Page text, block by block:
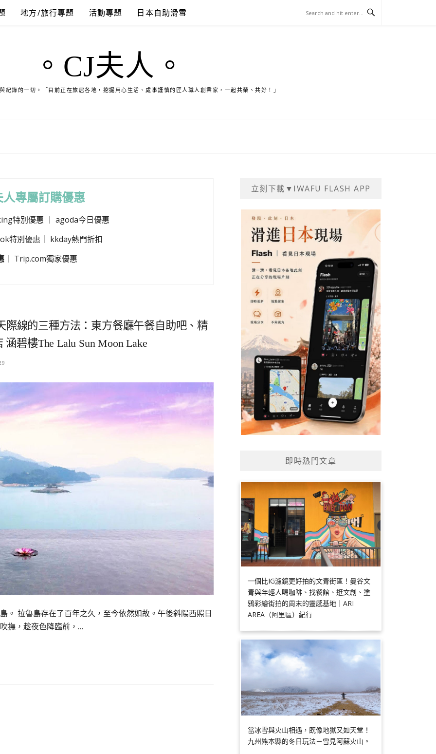
地方/旅行專題 活動專題 日本自助滑雪
。CJ夫人。
紀錄的一切。「目前正在旅居各地，挖掘用心生活、處事謹慎的匠人職人創業家，一起共榮、共好！」
人專屬訂購優惠
特別優惠
agoda今日優惠
特別優惠
kkday熱門折扣
｜ Trip.com獨家優惠
際線的三種方法：東方餐廳午餐自助吧、精
碧樓The Lalu Sun Moon Lake
。 拉魯島存在了百年之久，至今依然如故。午後斜陽西照日
撫，趁夜色降臨前，…
立刻下載▼IWAFU FLASH APP
即時熱門文章
一個比IG濾鏡更好拍的文青街區！曼谷文
青與年輕人喝咖啡、找餐館、逛文創、塗
鴉彩繪街拍的周末的靈感基地｜ARI
AREA（阿里區）紀行
當冰雪與火山相遇，既像地獄又如天堂！
九州熊本縣的冬日玩法－雪見阿蘇火山。